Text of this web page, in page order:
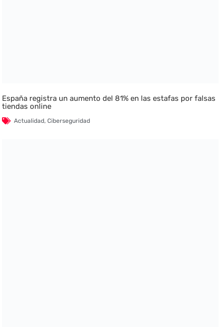
España registra un aumento del 81% en las estafas por falsas
tiendas online
Actualidad,Ciberseguridad